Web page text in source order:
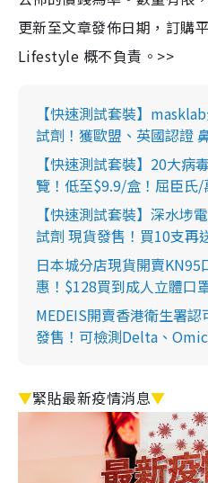
更新至文章發佈日期，訂購
Lifestyle 概不負責。>>
【快速測試套裝】
試劑！獲歐盟、英國認證
【快速測試套裝】20大病
覽！低至$9.9/盒！屈臣
【快速測試套裝】深水埗
試劑 現貨發售！買10支再
日本城分店現貨開賣
惠！$128買到成人立體口
MEDEIS開賣香港衛生署
發售！可檢測Delta、
▼緊貼最新疫情消息▼